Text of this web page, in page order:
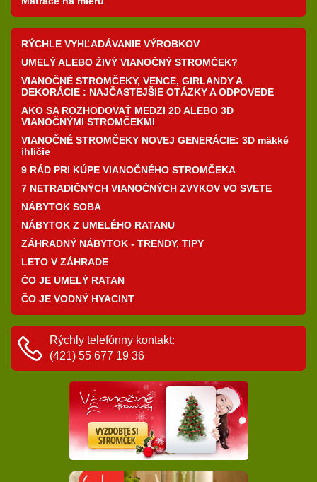
RÝCHLE VYHĽADÁVANIE VÝROBKOV
UMELÝ ALEBO ŽIVÝ VIANOČNÝ STROMČEK?
VIANOČNÉ STROMČEKY, VENCE, GIRLANDY A
DEKORÁCIE : NAJČASTEJŠIE OTÁZKY A ODPOVEDE
AKO SA ROZHODOVAŤ MEDZI 2D ALEBO 3D
VIANOČNÝMI STROMČEKMI
VIANOČNÉ STROMČEKY NOVEJ GENERÁCIE: 3D mäkké
ihličie
9 RÁD PRI KÚPE VIANOČNÉHO STROMČEKA
7 NETRADIČNÝCH VIANOČNÝCH ZVYKOV VO SVETE
NÁBYTOK SOBA
NÁBYTOK Z UMELÉHO RATANU
ZÁHRADNÝ NÁBYTOK - TRENDY, TIPY
LETO V ZÁHRADE
ČO JE UMELÝ RATAN
ČO JE VODNÝ HYACINT
Rýchly telefónny kontakt:
(421) 55 677 19 36